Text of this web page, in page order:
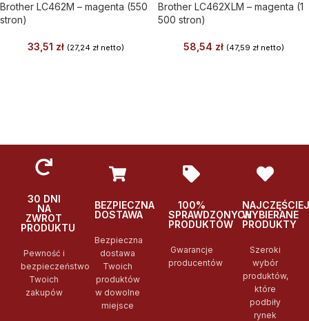
Brother LC462M – magenta (550
stron)
33,51 zł (27,24 złnetto)
Brother LC462XLM – magenta (1
500 stron)
58,54 zł (47,59 złnetto)
30 DNI
NA
ZWROT
PRODUKTU
Pewność i
bezpieczeństwo
Twoich
zakupów
BEZPIECZNA
DOSTAWA
Bezpieczna
dostawa
Twoich
produktów
w dowolne
miejsce
100%
SPRAWDZONYCH
PRODUKTÓW
Gwarancje
producentów
NAJCZĘŚCIEJ
WYBIERANE
PRODUKTY
Szeroki
wybór
produktów,
które
podbiły
rynek